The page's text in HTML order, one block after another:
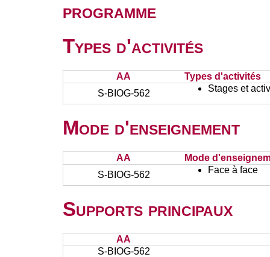
programme
Types d'activités
AA
Types d'activités
S-BIOG-562
Stages et
Mode d'enseignement
AA
Mode
S-BIOG-562
Face à face
Supports principaux
AA
S-BIOG-562